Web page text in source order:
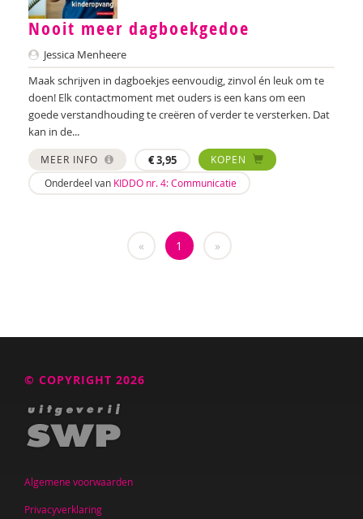
Caroline Boudry
Martine Broekhuizen
Helma Brouwers
Katrien Brys
Ed Buitenhek
Wouter Bulckaert
Belinda Fallaux
Naomi Geens
Naomie Geens
Edith Geurts
Cudi Gölpinar
Nooit meer dagboekgedoe
Jessica Menheere
Maak schrijven in dagboekjes eenvoudig, zinvol én leuk om te
doen! Elk contactmoment met ouders is een kans om een
goede verstandhouding te creëren of verder te versterken. Dat
kan in de...
MEER INFO €3,95
KOPEN
Onderdeel van KIDDO nr. 4: Communicatie
« 1 »
© COPYRIGHT 2026
Algemene voorwaarden
Privacyverklaring